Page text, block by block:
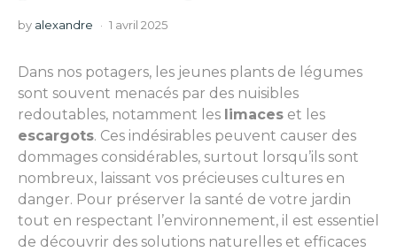
by alexandre 1 avril 2025
Dans nos potagers, les jeunes plants de légumes
sont souvent menacés par des nuisibles
redoutables, notamment les limaces et les
escargots. Ces indésirables peuvent causer des
dommages considérables, surtout lorsqu’ils sont
nombreux, laissant vos précieuses cultures en
danger. Pour préserver la santé de votre jardin
tout en respectant l’environnement, il est essentiel
de découvrir des solutions naturelles et efficaces